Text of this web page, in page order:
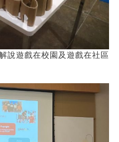
說遊戲在校園及遊戲在社區